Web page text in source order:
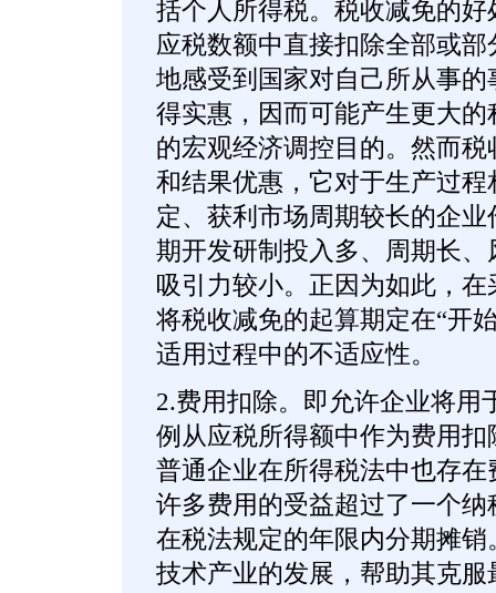
括个人所得税。税收减免的
应税数额中直接扣除全部或
地感受到国家对自己所从事
得实惠，因而可能产生更大
的宏观经济调控目的。然而
和结果优惠，它对于生产过
定、获利市场周期较长的企
期开发研制投入多、周期长
吸引力较小。正因为如此，
将税收减免的起算期定在“开
适用过程中的不适应性。
2.费用扣除。即允许企业将用
例从应税所得额中作为费用
普通企业在所得税法中也存
许多费用的受益超过了一个
在税法规定的年限内分期摊
技术产业的发展，帮助其克